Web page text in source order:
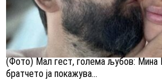
(Фото) Мал гест, голема љубов: Мина
братчето ја покажува...